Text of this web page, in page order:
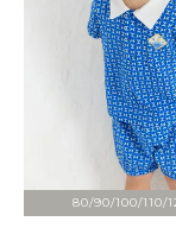
80/90/100/110/